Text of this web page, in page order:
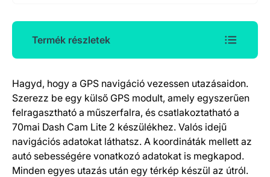
Termék részletek
Termék részletek
Hagyd, hogy a GPS navigáció vezessen utazásaidon.
Szerezz be egy külső GPS modult, amely egyszerűen
felragasztható a műszerfalra, és csatlakoztatható a
70mai Dash Cam Lite 2 készülékhez. Valós idejű
navigációs adatokat láthatsz. A koordináták mellett az
autó sebességére vonatkozó adatokat is megkapod.
Minden egyes utazás után egy térkép készül az útról.